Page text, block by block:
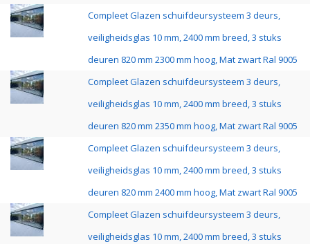
Compleet Glazen schuifdeursysteem 3 deurs,
veiligheidsglas 10 mm, 2400 mm breed, 3 stuks
deuren 820 mm 2300 mm hoog, Mat zwart Ral 9005
Compleet Glazen schuifdeursysteem 3 deurs,
veiligheidsglas 10 mm, 2400 mm breed, 3 stuks
deuren 820 mm 2350 mm hoog, Mat zwart Ral 9005
Compleet Glazen schuifdeursysteem 3 deurs,
veiligheidsglas 10 mm, 2400 mm breed, 3 stuks
deuren 820 mm 2400 mm hoog, Mat zwart Ral 9005
Compleet Glazen schuifdeursysteem 3 deurs,
veiligheidsglas 10 mm, 2400 mm breed, 3 stuks